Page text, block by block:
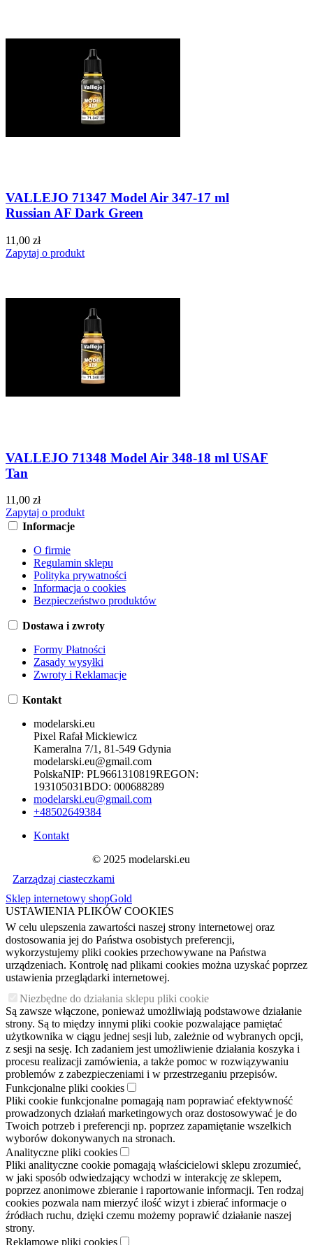
VALLEJO 71347 Model Air 347-17 ml
Russian AF Dark Green
11,00 zł
Zapytaj o produkt
VALLEJO 71348 Model Air 348-18 ml USAF
Tan
11,00 zł
Zapytaj o produkt
Informacje
O firmie
Regulamin sklepu
Polityka prywatności
Informacja o cookies
Bezpieczeństwo produktów
Dostawa i zwroty
Formy Płatności
Zasady wysyłki
Zwroty i Reklamacje
Kontakt
modelarski.eu
Pixel Rafał Mickiewicz
Kameralna 7/1, 81-549 Gdynia
modelarski.eu@gmail.com
PolskaNIP: PL9661310819REGON:
193105031BDO: 000688289
modelarski.eu@gmail.com
+48502649384
Kontakt
© 2025 modelarski.eu
Zarządzaj ciasteczkami
Sklep internetowy shopGold
USTAWIENIA PLIKÓW COOKIES
W celu ulepszenia zawartości naszej strony internetowej oraz
dostosowania jej do Państwa osobistych preferencji,
wykorzystujemy pliki cookies przechowywane na Państwa
urządzeniach. Kontrolę nad plikami cookies można uzyskać poprzez
ustawienia przeglądarki internetowej.
Niezbędne do działania sklepu pliki cookie
Są zawsze włączone, ponieważ umożliwiają podstawowe działanie
strony. Są to między innymi pliki cookie pozwalające pamiętać
użytkownika w ciągu jednej sesji lub, zależnie od wybranych opcji,
z sesji na sesję. Ich zadaniem jest umożliwienie działania koszyka i
procesu realizacji zamówienia, a także pomoc w rozwiązywaniu
problemów z zabezpieczeniami i w przestrzeganiu przepisów.
Funkcjonalne pliki cookies
Pliki cookie funkcjonalne pomagają nam poprawiać efektywność
prowadzonych działań marketingowych oraz dostosowywać je do
Twoich potrzeb i preferencji np. poprzez zapamiętanie wszelkich
wyborów dokonywanych na stronach.
Analityczne pliki cookies
Pliki analityczne cookie pomagają właścicielowi sklepu zrozumieć,
w jaki sposób odwiedzający wchodzi w interakcję ze sklepem,
poprzez anonimowe zbieranie i raportowanie informacji. Ten rodzaj
cookies pozwala nam mierzyć ilość wizyt i zbierać informacje o
źródłach ruchu, dzięki czemu możemy poprawić działanie naszej
strony.
Reklamowe pliki cookies